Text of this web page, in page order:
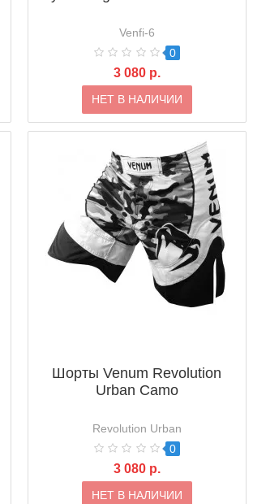
Venfi-6
0
3 080 р.
НЕТ В НАЛИЧИИ
Шорты Venum Revolution
Urban Camo
Revolution Urban
0
3 080 р.
НЕТ В НАЛИЧИИ